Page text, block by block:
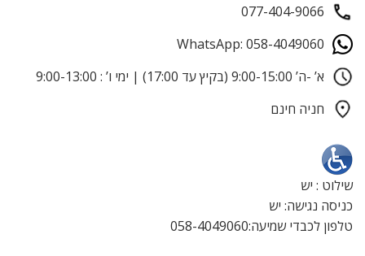
077-404-9066
WhatsApp: 058-4049060
א’ -ה’ 9:00-15:00 (בקיץ עד 17:00) | ימי ו’ : 9:00-13:00
חניה חינם
שילוט : יש
כניסה נגישה: יש
טלפון לכבדי שמיעה:058-4049060